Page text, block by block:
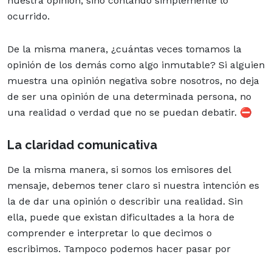
ocurrido.
De la misma manera, ¿cuántas veces tomamos la
opinión de los demás como algo inmutable? Si alguien
muestra una opinión negativa sobre nosotros, no deja
de ser una opinión de una determinada persona, no
una realidad o verdad que no se puedan debatir. ⛔
La claridad comunicativa
De la misma manera, si somos los emisores del
mensaje, debemos tener claro si nuestra intención es
la de dar una opinión o describir una realidad. Sin
ella, puede que existan dificultades a la hora de
comprender e interpretar lo que decimos o
escribimos. Tampoco podemos hacer pasar por